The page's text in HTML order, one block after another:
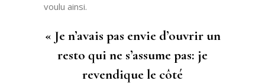
voulu ainsi.
« Je n’avais pas envie d’ouvrir un
resto qui ne s’assume pas: je
revendique le côté